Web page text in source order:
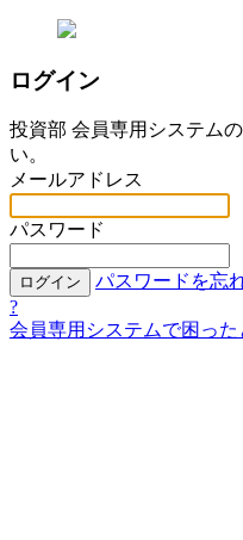
ログイン
投資部 会員専用システム
い。
メールアドレス
パスワード
ログイン
パスワードを忘
?
会員専用システムで困った